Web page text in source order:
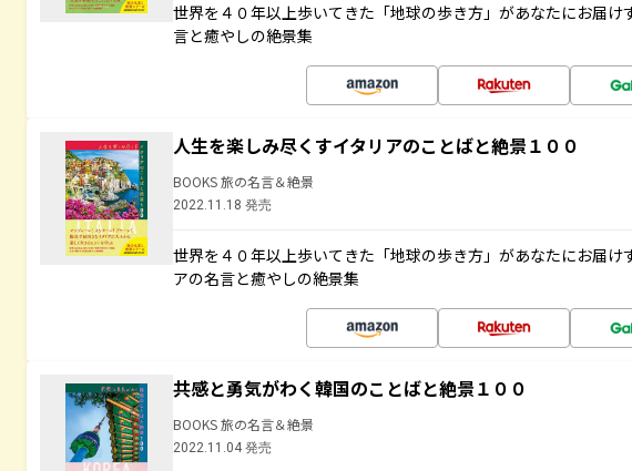
世界を４０年以上歩いてきた「地球の歩き方」があなたにお届け
言と癒やしの絶景集
人生を楽しみ尽くすイタリアのことばと絶景１００
BOOKS 旅の名言＆絶景
2022.11.18 発売
世界を４０年以上歩いてきた「地球の歩き方」があなたにお届け
アの名言と癒やしの絶景集
共感と勇気がわく韓国のことばと絶景１００
BOOKS 旅の名言＆絶景
2022.11.04 発売